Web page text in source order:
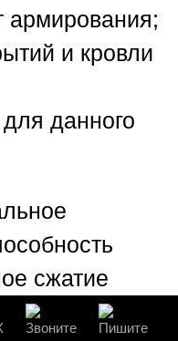
армирования;
и кровли
для данного
сжатие
N =